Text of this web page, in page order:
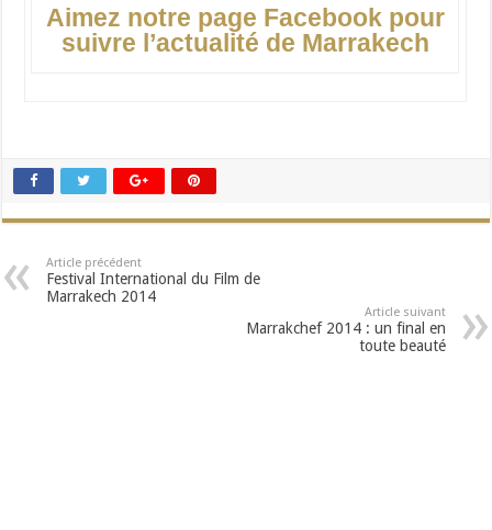
Aimez notre page Facebook pour
suivre l’actualité de Marrakech
Article précédent
Festival International du Film de
Marrakech 2014
Article suivant
Marrakchef 2014 : un final en
toute beauté